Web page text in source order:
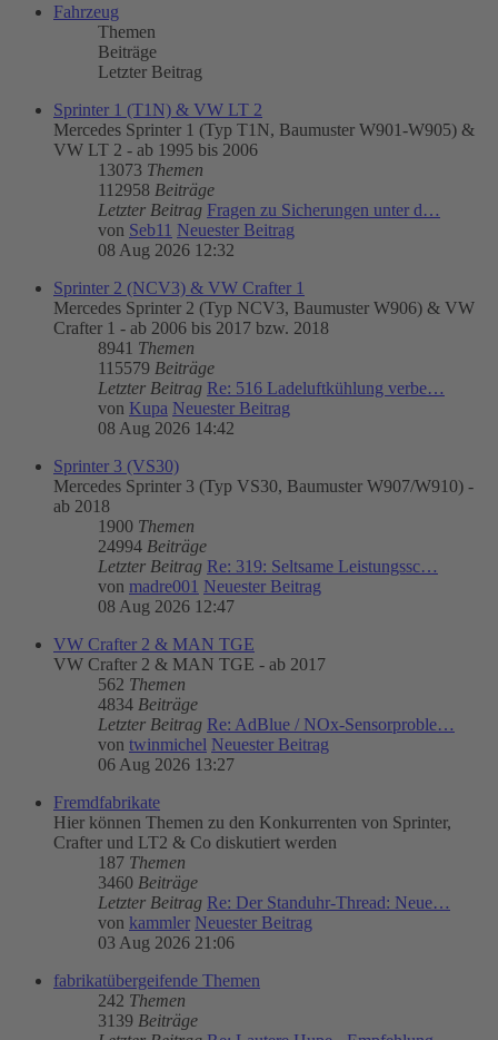
Fahrzeug
Themen
Beiträge
Letzter Beitrag
Sprinter 1 (T1N) & VW LT 2
Mercedes Sprinter 1 (Typ T1N, Baumuster W901-W905) &
VW LT 2 - ab 1995 bis 2006
13073 Themen
112958 Beiträge
Letzter Beitrag Fragen zu Sicherungen unter d…
von Seb11 Neuester Beitrag
08 Aug 2026 12:32
Sprinter 2 (NCV3) & VW Crafter 1
Mercedes Sprinter 2 (Typ NCV3, Baumuster W906) & VW
Crafter 1 - ab 2006 bis 2017 bzw. 2018
8941 Themen
115579 Beiträge
Letzter Beitrag Re: 516 Ladeluftkühlung verbe…
von Kupa Neuester Beitrag
08 Aug 2026 14:42
Sprinter 3 (VS30)
Mercedes Sprinter 3 (Typ VS30, Baumuster W907/W910) -
ab 2018
1900 Themen
24994 Beiträge
Letzter Beitrag Re: 319: Seltsame Leistungssc…
von madre001 Neuester Beitrag
08 Aug 2026 12:47
VW Crafter 2 & MAN TGE
VW Crafter 2 & MAN TGE - ab 2017
562 Themen
4834 Beiträge
Letzter Beitrag Re: AdBlue / NOx-Sensorproble…
von twinmichel Neuester Beitrag
06 Aug 2026 13:27
Fremdfabrikate
Hier können Themen zu den Konkurrenten von Sprinter,
Crafter und LT2 & Co diskutiert werden
187 Themen
3460 Beiträge
Letzter Beitrag Re: Der Standuhr-Thread: Neue…
von kammler Neuester Beitrag
03 Aug 2026 21:06
fabrikatübergeifende Themen
242 Themen
3139 Beiträge